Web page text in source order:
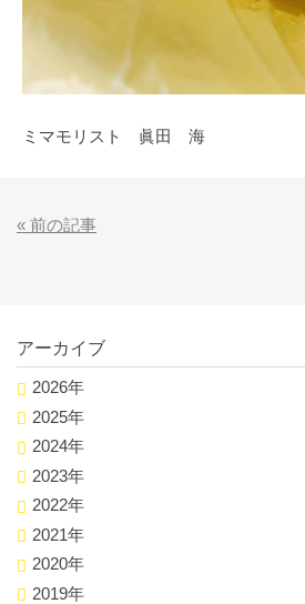
ミマモリスト 眞田 海
« 前の記事
アーカイブ
2026年
2025年
2024年
2023年
2022年
2021年
2020年
2019年